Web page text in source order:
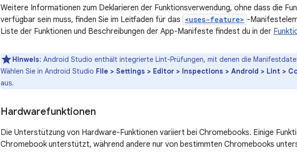
Weitere Informationen zum Deklarieren der Funktionsverwendung, ohne dass die
verfügbar sein muss, finden Sie im Leitfaden für das <uses-feature> -
Liste der Funktionen und Beschreibungen der App-Manifeste findest du in der
Hinweis: Android Studio enthält integrierte Lint-Prüfungen, mit denen die
Wählen Sie in Android Studio File > Settings > Editor > Inspections > Android > Lint >
aus.
Hardwarefunktionen
Die Unterstützung von Hardware-Funktionen variiert bei Chromebooks. Einige
Chromebook unterstützt, während andere nur von bestimmten Chromebooks